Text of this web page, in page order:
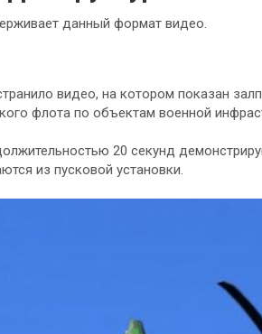
данный формат видео.
видео, на котором показан
флота по объектам военной
20 секунд
из пусковой установки.